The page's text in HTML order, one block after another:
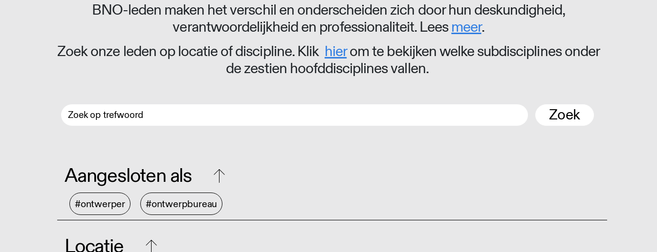
BNO-leden maken het verschil en onderscheiden zich door hun deskundigheid,
verantwoordelijkheid en professionaliteit. Leesmeer.
Zoek onze leden op locatie of discipline. Klik hierom te bekijken welke subdisciplines onder
de zestien hoofddisciplines vallen.
Zoek
Aangesloten als
#ontwerper #ontwerpbureau
Locatie